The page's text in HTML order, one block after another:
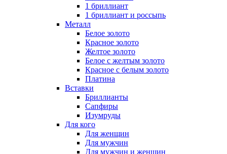
1 бриллиант
1 бриллиант и россыпь
Металл
Белое золото
Красное золото
Желтое золото
Белое с желтым золото
Красное с белым золото
Платина
Вставки
Бриллианты
Сапфиры
Изумруды
Для кого
Для женщин
Для мужчин
Для мужчин и женщин